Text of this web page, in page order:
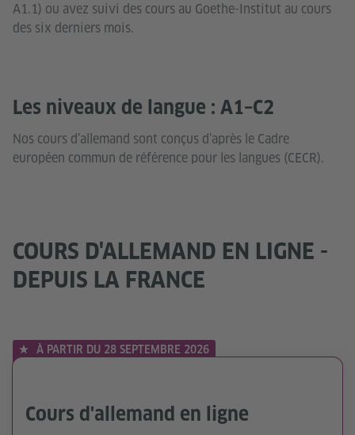
A1.1) ou avez suivi des cours au Goethe-Institut au cours
des six derniers mois.
Les niveaux de langue : A1–C2
Nos cours d’allemand sont conçus d’après le Cadre
européen commun de référence pour les langues (CECR).
COURS D'ALLEMAND EN LIGNE -
DEPUIS LA FRANCE
À PARTIR DU 28 SEPTEMBRE 2026
Cours d'allemand en ligne